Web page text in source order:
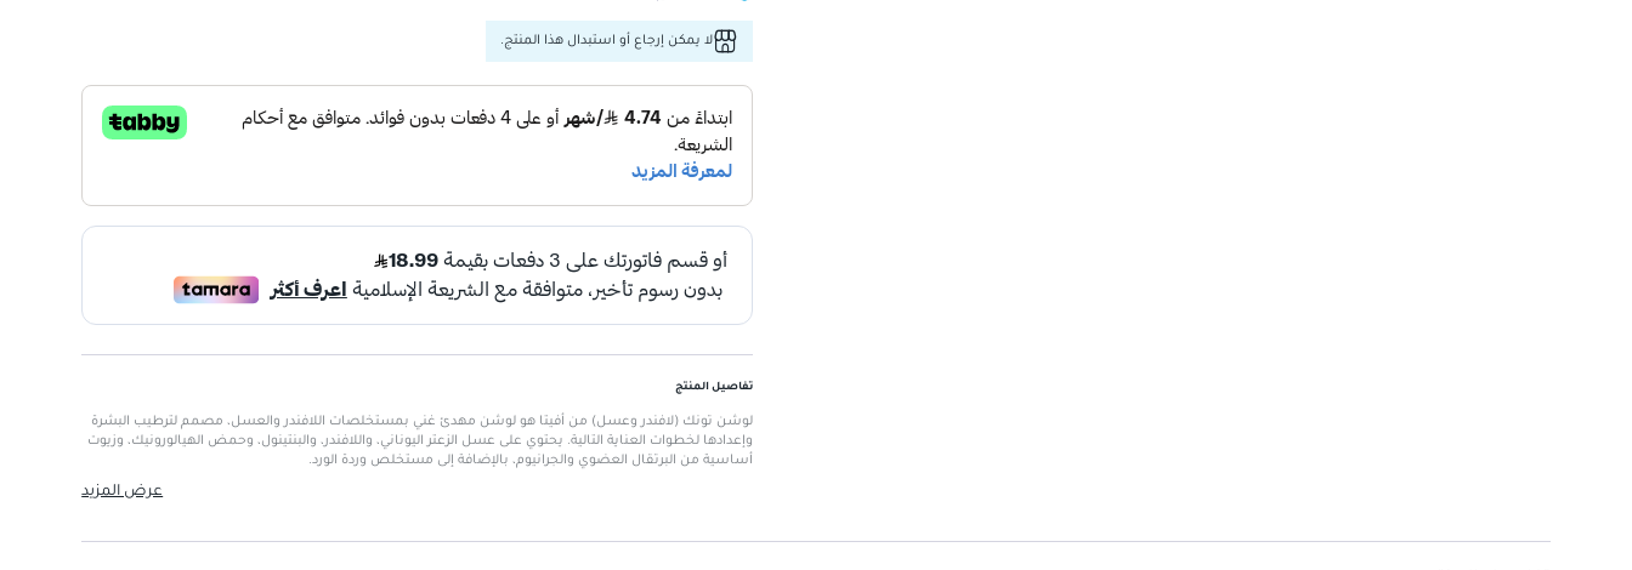
لا يمكن إرجاع أو استبدال هذا المنتج.
تفاصيل المنتج
لوشن تونك (لافندر وعسل) من أفيتا هو لوشن مهدئ غني بمستخلصات اللافندر والعسل، مصمم لترطيب البشرة
وإعدادها لخطوات العناية التالية. يحتوي على عسل الزعتر اليوناني، واللافندر، والبنتينول، وحمض الهيالورونيك، وزيوت
أساسية من البرتقال العضوي والجرانيوم، بالإضافة إلى مستخلص وردة الورد.
تركيبة غنية بالعناصر الطبيعية: مهدئة ومرطبة للبشرة
عرض المزيد